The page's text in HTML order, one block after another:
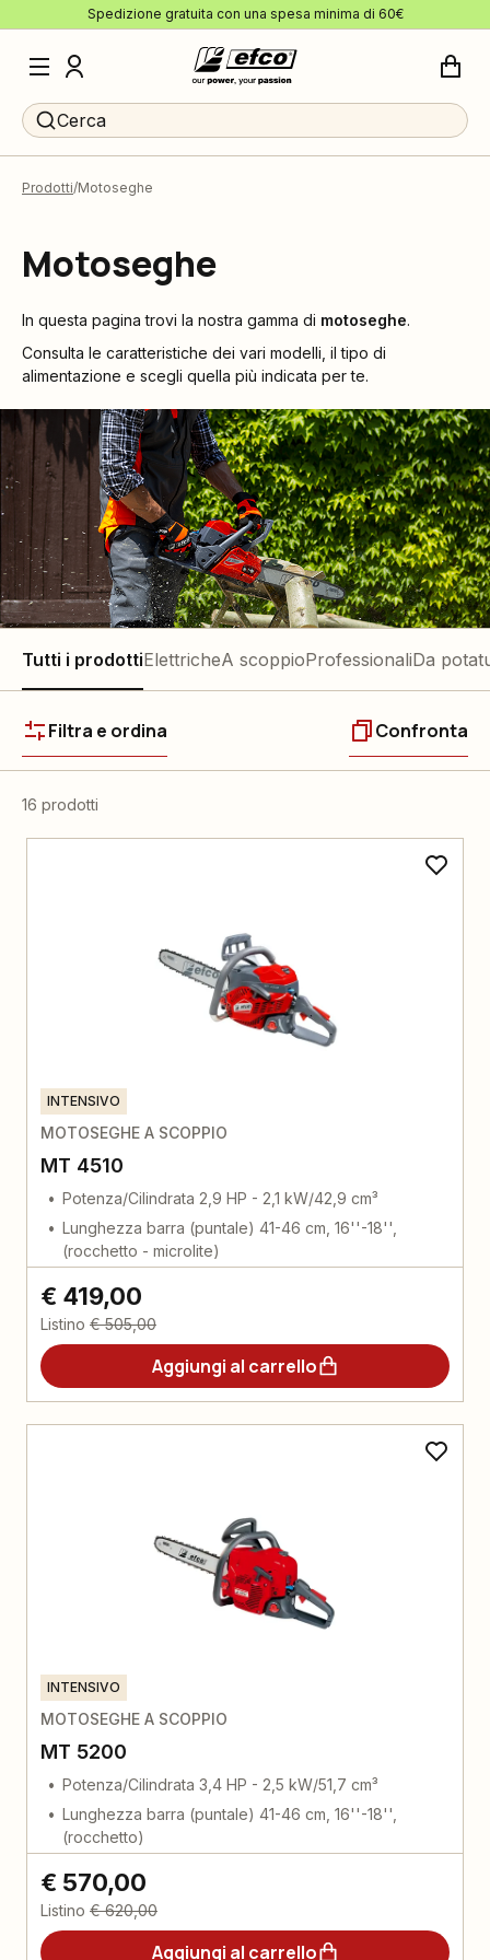
Spedizione gratuita con una spesa minima di 60€
Cerca
Prodotti Motoseghe
Motoseghe
In questa pagina trovi la nostra gamma di motoseghe.
Consulta le caratteristiche dei vari modelli, il tipo di
alimentazione e scegli quella più indicata per te.
Tutti i prodottiElettricheA scoppioProfessionaliDa
Filtra e ordina Confronta
16 prodotti
INTENSIVO
MOTOSEGHE A SCOPPIO
MT 4510
Potenza/Cilindrata 2,9 HP - 2,1 kW/42,9 cm³
Lunghezza barra (puntale) 41-46 cm, 16''-18'',
(rocchetto - microlite)
€ 419,00
Listino € 505,00
Aggiungi al carrello
INTENSIVO
MOTOSEGHE A SCOPPIO
MT 5200
Potenza/Cilindrata 3,4 HP - 2,5 kW/51,7 cm³
Lunghezza barra (puntale) 41-46 cm, 16''-18'',
(rocchetto)
€ 570,00
Listino € 620,00
Aggiungi al carrello